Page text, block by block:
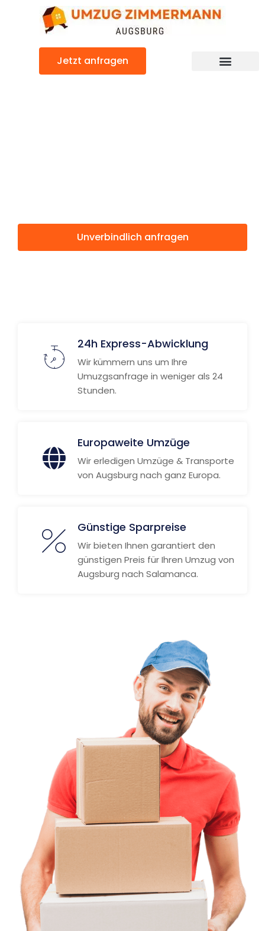
Jetzt anfragen
Unverbindlich anfragen
24h Express-Abwicklung
Wir kümmern uns um Ihre
Umuzgsanfrage in weniger als 24
Stunden.
Europaweite Umzüge
Wir erledigen Umzüge & Transporte
von Augsburg nach ganz Europa.
Günstige Sparpreise
Wir bieten Ihnen garantiert den
günstigen Preis für Ihren Umzug von
Augsburg nach Salamanca.